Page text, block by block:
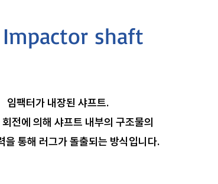
Impactor shaft
임팩터가 내장된 샤프트.
전에 의해 샤프트 내부의 구조물의
을 통해 러그가 돌출되는 방식입니다.